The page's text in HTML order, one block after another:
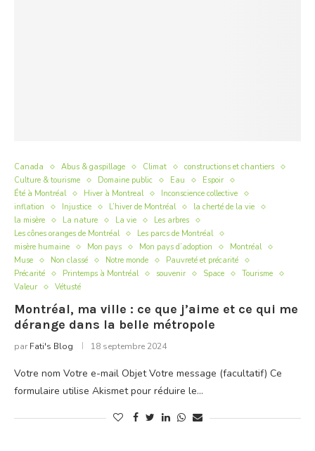
Canada Abus & gaspillage Climat
constructions et chantiers
Culture & tourisme
Domaine public Eau
Espoir
Été à Montréal
Hiver à Montreal
Inconscience collective
inflation
Injustice L’hiver de Montréal
la cherté de la vie
la misère
La nature La vie
Les arbres
Les cônes oranges de Montréal
Les parcs de Montréal
misère humaine
Mon pays Mon pays d’adoption
Montréal
Muse
Non classé Notre monde
Pauvreté et précarité
Précarité
Printemps à Montréal souvenir Space
Tourisme
Valeur
Vétusté
Montréal, ma ville : ce que j’aime et ce qui me
dérange dans la belle métropole
par Fati's Blog 18 septembre 2024
Votre nom Votre e-mail Objet Votre message (facultatif) Ce
formulaire utilise Akismet pour réduire le…